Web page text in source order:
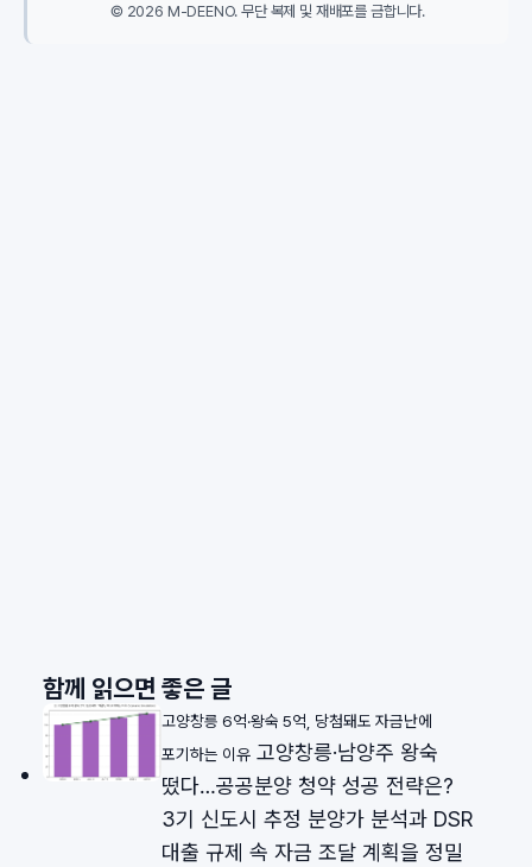
© 2026 M-DEENO. 무단 복제 및 재배포를 금합니다.
함께 읽으면 좋은 글
고양창릉 6억·왕숙 5억, 당첨돼도 자금난에
포기하는 이유 고양창릉·남양주 왕숙
떴다…공공분양 청약 성공 전략은?
3기 신도시 추정 분양가 분석과 DSR
대출 규제 속 자금 조달 계획을 정밀